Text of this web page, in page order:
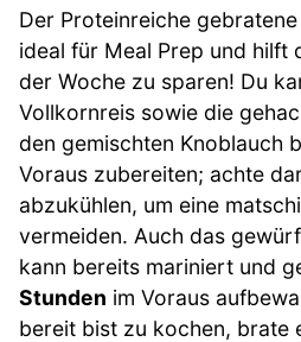
Der Proteinreiche
ideal für Meal Prep und hilft
der Woche zu sparen! Du
Vollkornreis sowie die
den gemischten Knoblauch
Voraus zubereiten; achte
abzukühlen, um eine
vermeiden. Auch das
kann bereits mariniert und
Stunden im Voraus
bereit bist zu kochen, brate